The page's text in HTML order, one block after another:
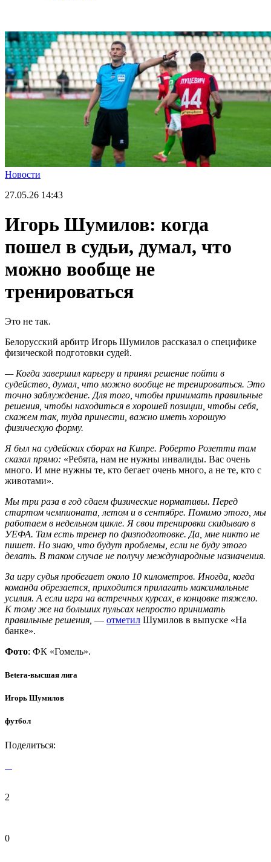
Новости
27.05.26 14:43
Игорь Шумилов: когда
пошел в судьи, думал, что
можно вообще не
тренироваться
Это не так.
Белорусский арбитр Игорь Шумилов рассказал о специфике
физической подготовки судей.
— Когда завершил карьеру и принял решение пойти в
судейство, думал, что можно вообще не тренироваться. Это
точно заблуждение. Для того, чтобы принимать правильные
решения, чтобы находиться в хорошей позиции, чтобы себя,
скажем так, туда принести, важно иметь хорошую
физическую форму.
Я был на судейских сборах на Кипре. Роберто Розетти там
сказал прямо: «Ребята, нам не нужны инвалиды. Вас очень
много. И мне нужны те, кто бегает очень много, а не те, кто с
животами».
Мы три раза в год сдаем физические нормативы. Перед
стартом чемпионата, летом и в сентябре. Помимо этого, мы
работаем в недельном цикле. Я свои тренировки скидываю в
УЕФА. Там есть тренер по физподготовке. Да, мне никто не
пишет. Но знаю, что будут проблемы, если не буду этого
делать. В таком случае не получу международные назначения.
За игру судья пробегает около 10 километров. Иногда, когда
команда обрезается, приходится прилагать максимальные
усилия. А если игра на встречных курсах, в концовке тяжело.
К тому же на больших пульсах непросто принимать
правильные решения, — отметил Шумилов в выпуске «На
банке».
Фото: ФК «Гомель».
Betera-высшая лига
Игорь Шумилов
футбол
Поделиться:
2
0